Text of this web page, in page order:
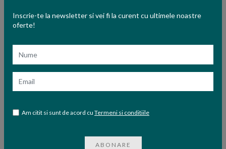
Inscrie-te la newsletter si vei fi la curent cu ultimele noastre
oferte!
Am citit si sunt de acord cu Termeni si conditiile
ABONARE